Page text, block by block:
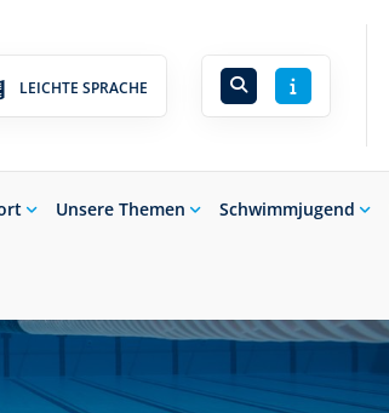
LEICHTE SPRACHE
Unsere Themen Schwimmjugend